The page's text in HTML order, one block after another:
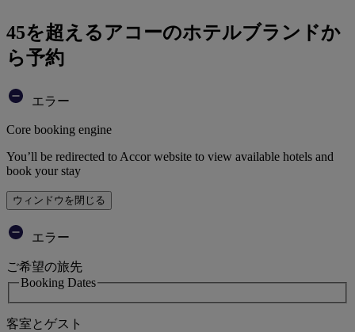
45を超えるアコーのホテルブランドか
ら予約
エラー
Core booking engine
You’ll be redirected to Accor website to view available hotels and
book your stay
ウィンドウを閉じる
エラー
ご希望の旅先
Booking Dates
客室とゲスト